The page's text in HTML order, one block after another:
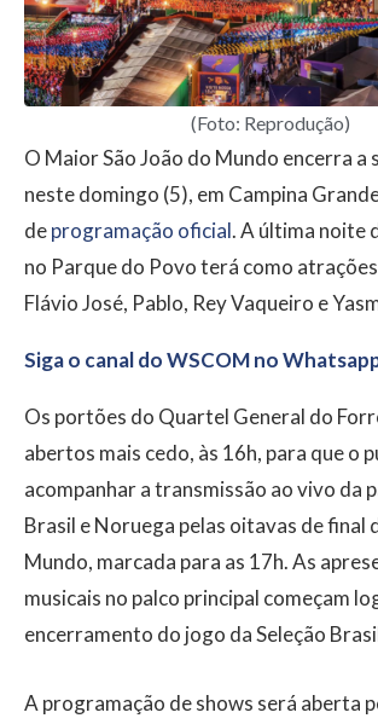
(Foto: Reprodução)
O Maior São João do Mundo encerra a
neste domingo (5), em Campina
deprogramação oficial. A última noite
no Parque do Povo terá como
Flávio José, Pablo, Rey Vaqueiro e
Siga o canal do WSCOM no
Os portões do Quartel General do
abertos mais cedo, às 16h, para que o
acompanhar a transmissão ao vivo da
Brasil e Noruega pelas oitavas de final
Mundo, marcada para as 17h. As
musicais no palco principal começam
encerramento do jogo da Seleção
A programação de shows será aberta